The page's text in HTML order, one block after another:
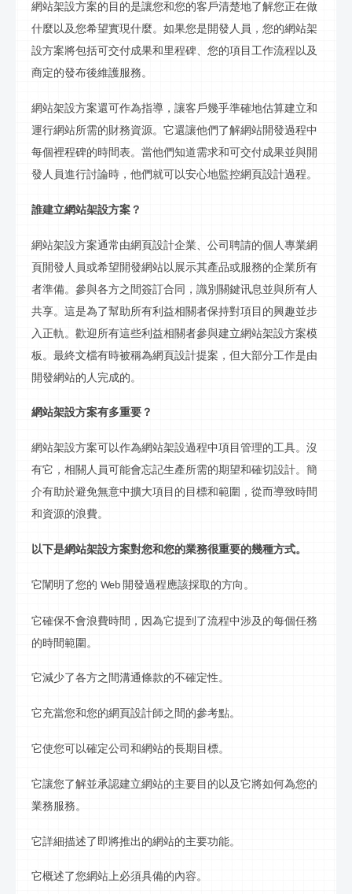
網站架設方案的目的是讓您和您的客戶清楚地了解您正在做
什麼以及您希望實現什麼。如果您是開發人員，您的網站架
設方案將包括可交付成果和里程碑、您的項目工作流程以及
商定的發布後維護服務。
網站架設方案還可作為指導，讓客戶幾乎準確地估算建立和
運行網站所需的財務資源。它還讓他們了解網站開發過程中
每個裡程碑的時間表。當他們知道需求和可交付成果並與開
發人員進行討論時，他們就可以安心地監控網頁設計過程。
誰建立網站架設方案？
網站架設方案通常由網頁設計企業、公司聘請的個人專業網
頁開發人員或希望開發網站以展示其產品或服務的企業所有
者準備。參與各方之間簽訂合同，識別關鍵讯息 並與所有人
共享。這是為了幫助所有利益相關者保持對項目的興趣並步
入正軌。歡迎所有這些利益相關者參與建立網站架設方案模
板。最終文檔有時被稱為網頁設計提案，但大部分工作是由
開發網站的人完成的。
網站架設方案有多重要？
網站架設方案可以作為網站架設過程中項目管理的工具。沒
有它，相關人員可能會忘記生產所需的期望和確切設計。簡
介有助於避免無意中擴大項目的目標和範圍，從而導致時間
和資源的浪費。
以下是網站架設方案對您和您的業務很重要的幾種方式。
它闡明了您的 Web 開發過程應該採取的方向。
它確保不會浪費時間，因為它提到了流程中涉及的每個任務
的時間範圍。
它減少了各方之間溝通條款的不確定性。
它充當您和您的網頁設計師之間的參考點。
它使您可以確定公司和網站的長期目標。
它讓您了解並承認建立網站的主要目的以及它將如何為您的
業務服務。
它詳細描述了即將推出的網站的主要功能。
它概述了您網站上必須具備的內容。